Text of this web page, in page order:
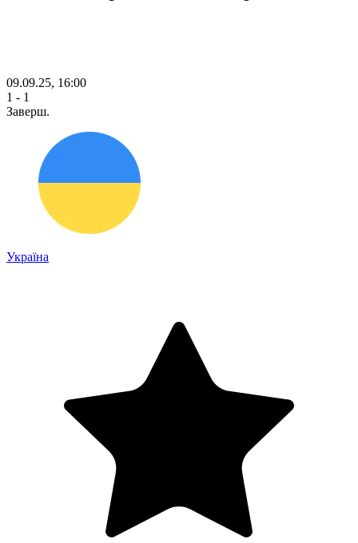
09.09.25, 16:00
1 - 1
Заверш.
Україна